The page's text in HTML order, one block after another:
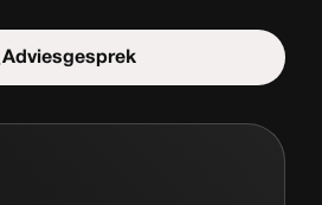
Adviesgesprek
Start de uitdaging